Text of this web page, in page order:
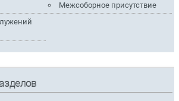
Межсоборное присутствие